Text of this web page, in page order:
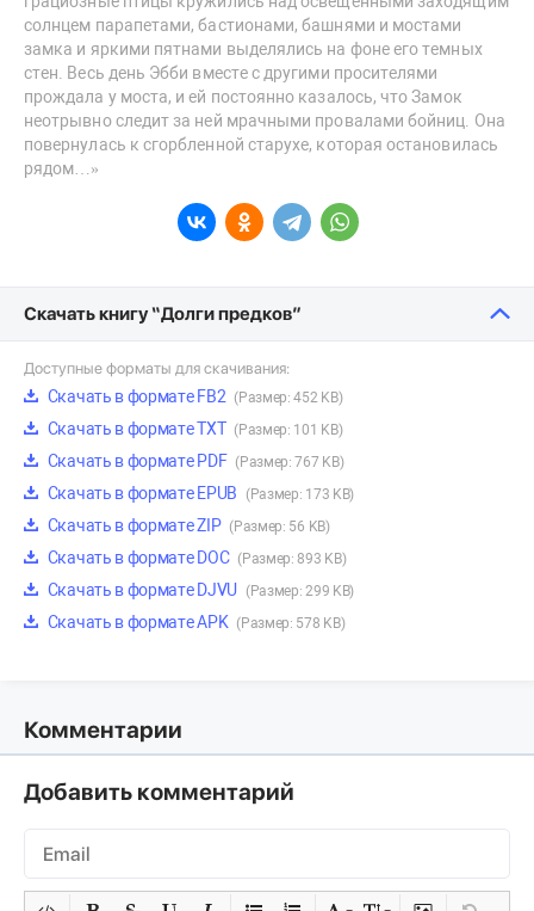
солнцем парапетами, бастионами, башнями и мостами
замка и яркими пятнами выделялись на фоне его темных
стен. Весь день Эбби вместе с другими просителями
прождала у моста, и ей постоянно казалось, что Замок
неотрывно следит за ней мрачными провалами бойниц. Она
повернулась к сгорбленной старухе, которая остановилась
рядом…»
Скачать книгу “Долги предков”
Доступные форматы для скачивания:
Скачать в формате FB2 (Размер: 452 KB)
Скачать в формате TXT (Размер: 101 KB)
Скачать в формате PDF (Размер: 767 KB)
Скачать в формате EPUB (Размер: 173 KB)
Скачать в формате ZIP (Размер: 56 KB)
Скачать в формате DOC (Размер: 893 KB)
Скачать в формате DJVU (Размер: 299 KB)
Скачать в формате APK (Размер: 578 KB)
Комментарии
Добавить комментарий